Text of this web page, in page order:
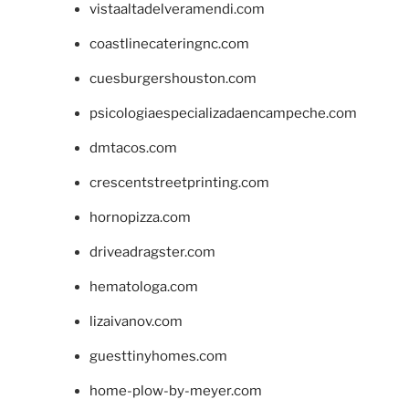
vistaaltadelveramendi.com
coastlinecateringnc.com
cuesburgershouston.com
psicologiaespecializadaencampeche.com
dmtacos.com
crescentstreetprinting.com
hornopizza.com
driveadragster.com
hematologa.com
lizaivanov.com
guesttinyhomes.com
home-plow-by-meyer.com